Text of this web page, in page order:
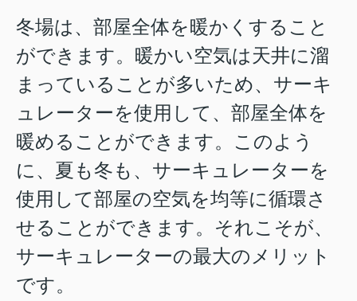
冬場は、部屋全体を暖かくすること
ができます。暖かい空気は天井に溜
まっていることが多いため、サーキ
ュレーターを使用して、部屋全体を
暖めることができます。このよう
に、夏も冬も、サーキュレーターを
使用して部屋の空気を均等に循環さ
せることができます。それこそが、
サーキュレーターの最大のメリット
です。